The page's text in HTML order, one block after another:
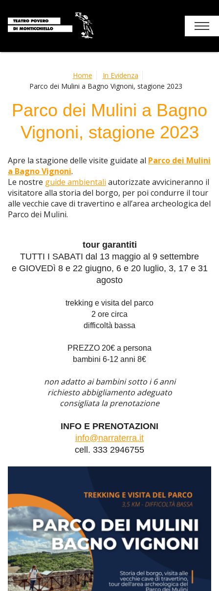
Stagione
I luoghi del teatro
Soggiorni e attività
Monticchiello
Contatti
Home
In Evidenza
Parco dei Mulini a Bagno Vignoni, stagione 2023
Parco dei Mulini a Bagno
Vignoni, stagione 2023
Apre la stagione delle visite guidate al Parco dei Mulini
a Bagno Vignoni.
Le nostre guide ambientali autorizzate avvicineranno il
visitatore alla storia del borgo, per poi condurre il tour
alle vecchie cave di travertino e all’area archeologica del
Parco dei Mulini.
tour garantiti
TUTTI I SABATI dal 13 maggio al 9 settembre
e GIOVEDì 8 e 22 giugno, 6 e 20 luglio, 3, 17 e 31
agosto
trekking e visita del parco
2 ore circa
difficoltà bassa
PREZZO 20€ a persona
bambini 6-12 anni 8€
non adatto ai bambini sotto i 6 anni
richiesto abbigliamento adeguato
consigliata la prenotazione
INFO E PRENOTAZIONI
info@narraterra.it
cell. 333 2946755